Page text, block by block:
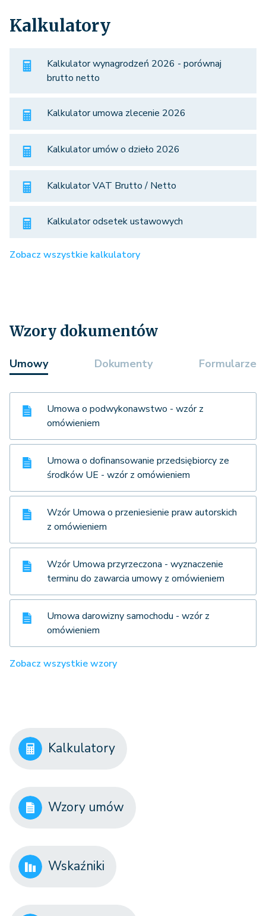
Kalkulatory
Kalkulator wynagrodzeń 2026 - porównaj
brutto netto
Kalkulator umowa zlecenie 2026
Kalkulator umów o dzieło 2026
Kalkulator VAT Brutto / Netto
Kalkulator odsetek ustawowych
Zobacz wszystkie kalkulatory
Wzory dokumentów
Umowy Dokumenty Formularze
Umowa o podwykonawstwo - wzór z
omówieniem
Umowa o dofinansowanie przedsiębiorcy ze
środków UE - wzór z omówieniem
Wzór Umowa o przeniesienie praw autorskich
z omówieniem
Wzór Umowa przyrzeczona - wyznaczenie
terminu do zawarcia umowy z omówieniem
Umowa darowizny samochodu - wzór z
omówieniem
Zobacz wszystkie wzory
Kalkulatory
Wzory umów
Wskaźniki